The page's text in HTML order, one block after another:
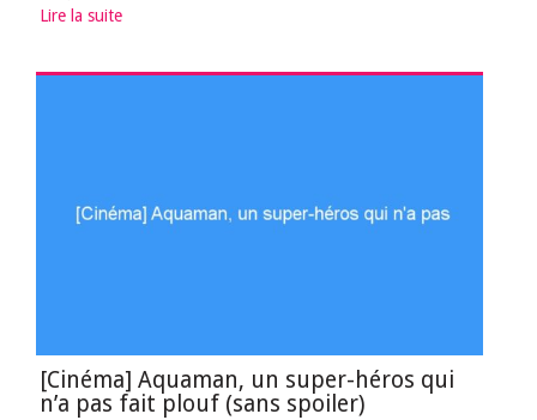
Lire la suite
[Cinéma] Aquaman, un super-héros qui
n’a pas fait plouf (sans spoiler)